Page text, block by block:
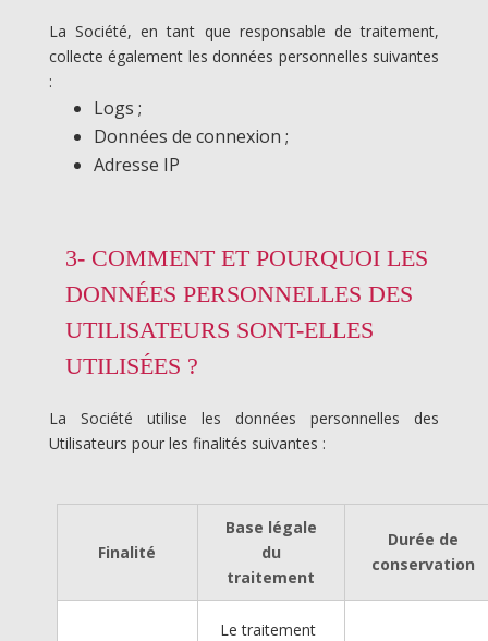
La Société, en tant que responsable de traitement,
collecte également les données personnelles suivantes
:
Logs ;
Données de connexion ;
Adresse IP
3- COMMENT ET POURQUOI LES
DONNÉES PERSONNELLES DES
UTILISATEURS SONT-ELLES
UTILISÉES ?
La Société utilise les données personnelles des
Utilisateurs pour les finalités suivantes :
Finalité
Base légale
du
traitement
Durée de
conservation
Le traitement